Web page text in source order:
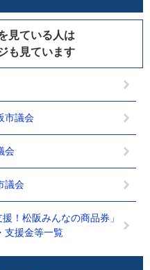
見ている人は
も見ています
市議会
会
議会
！松阪みんなの商品券」
支援金等一覧